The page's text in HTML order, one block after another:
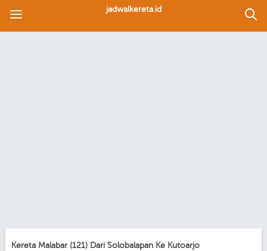
jadwalkereta.id
Kereta Malabar (121) Dari Solobalapan Ke Kutoarjo